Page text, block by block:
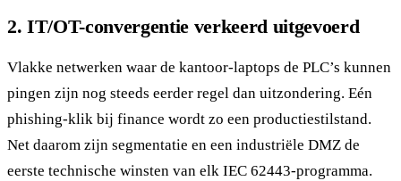
2. IT/OT-convergentie verkeerd uitgevoerd
Vlakke netwerken waar de kantoor-laptops de PLC’s kunnen
pingen zijn nog steeds eerder regel dan uitzondering. Eén
phishing-klik bij finance wordt zo een productiestilstand.
Net daarom zijn segmentatie en een industriële DMZ de
eerste technische winsten van elk IEC 62443-programma.